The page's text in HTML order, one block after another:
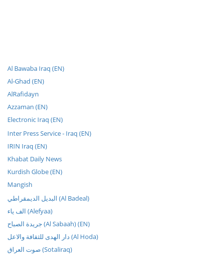
Al Bawaba Iraq (EN)
Al-Ghad (EN)
AlRafidayn
Azzaman (EN)
Electronic Iraq (EN)
Inter Press Service - Iraq (EN)
IRIN Iraq (EN)
Khabat Daily News
Kurdish Globe (EN)
Mangish
البديل الديمقراطي (Al Badeal)
الف ياء (Alefyaa)
جريدة الصباح (Al Sabaah) (EN)
دار الهدى للثقافة والاعل (Al Hoda)
صوت العراق (Sotaliraq)